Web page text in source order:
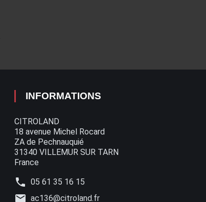
INFORMATIONS
CITROLAND
18 avenue Michel Rocard
ZA de Pechnauquié
31340 VILLEMUR SUR TARN
France
phone 05 61 35 16 15
mail ac136@citroland.fr